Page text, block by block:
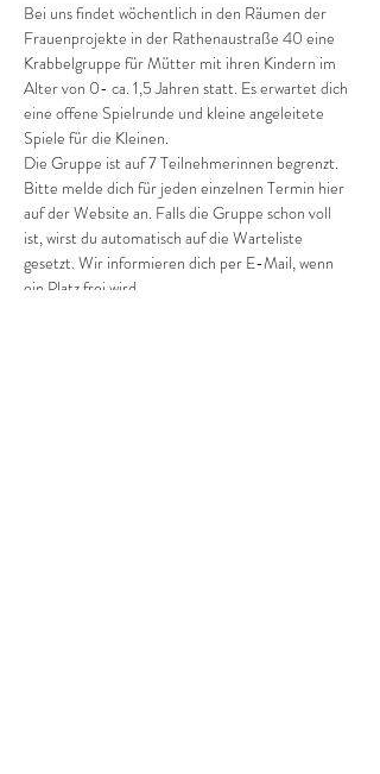
Bei uns findet wöchentlich in den Räumen der
Frauenprojekte in der Rathenaustraße 40 eine
Krabbelgruppe für Mütter mit ihren Kindern im
Alter von 0- ca. 1,5 Jahren statt. Es erwartet dich
eine offene Spielrunde und kleine angeleitete
Spiele für die Kleinen.
Die Gruppe ist auf 7 Teilnehmerinnen begrenzt.
Bitte melde dich für jeden einzelnen Termin hier
auf der Website an. Falls die Gruppe schon voll
ist, wirst du automatisch auf die Warteliste
gesetzt. Wir informieren dich per E-Mail, wenn
ein Platz frei wird.